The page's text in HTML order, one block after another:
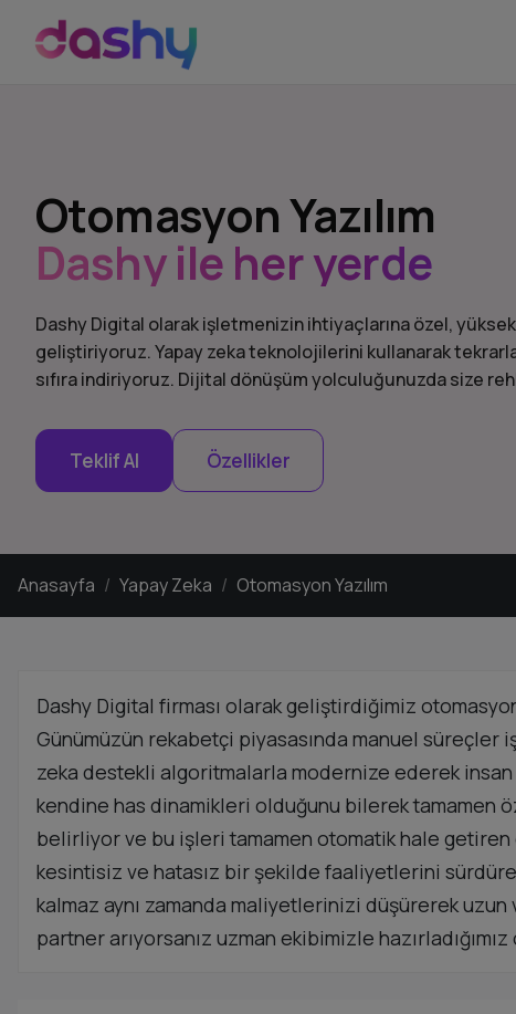
Otomasyon Yazılım
Dashy ile her yerde
Dashy Digital olarak işletmenizin ihtiyaçlarına özel,
geliştiriyoruz. Yapay zeka teknolojilerini kullanarak
sıfıra indiriyoruz. Dijital dönüşüm yolculuğunuzda size
Teklif Al Özellikler
Anasayfa Yapay Zeka Otomasyon Yazılım
Dashy Digital firması olarak geliştirdiğimiz
Günümüzün rekabetçi piyasasında manuel
zeka destekli algoritmalarla modernize ederek insan
kendine has dinamikleri olduğunu bilerek tamamen
belirliyor ve bu işleri tamamen otomatik hale getiren
kesintisiz ve hatasız bir şekilde faaliyetlerini
kalmaz aynı zamanda maliyetlerinizi düşürerek
partner arıyorsanız uzman ekibimizle